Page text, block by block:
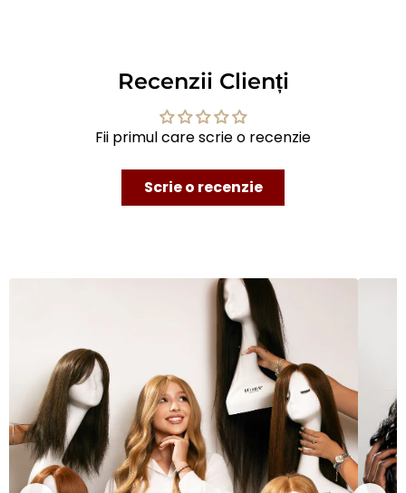
Recenzii Clienți
Fii primul care scrie o recenzie
Scrie o recenzie